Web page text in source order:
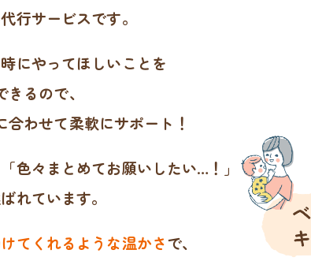
行サービスです。
にやってほしいことを
るので、
わせて柔軟にサポート！
色々まとめてお願いしたい…！」
れています。
てくれるような温かさで、